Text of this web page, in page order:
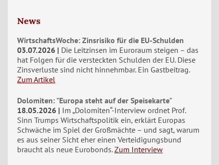
News
WirtschaftsWoche: Zinsrisiko für die EU-Schulden
03.07.2026
Die Leitzinsen im Euroraum steigen – das
hat Folgen für die versteckten Schulden der EU. Diese
Zinsverluste sind nicht hinnehmbar. Ein Gastbeitrag.
Zum Artikel
Dolomiten: "Europa steht auf der Speisekarte"
18.05.2026
Im „Dolomiten“-Interview ordnet Prof.
Sinn Trumps Wirtschaftspolitik ein, erklärt Europas
Schwäche im Spiel der Großmächte – und sagt, warum
es aus seiner Sicht eher einen Verteidigungsbund
braucht als neue Eurobonds. Zum Interview